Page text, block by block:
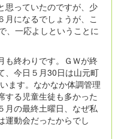
思っていたのですが、少
月になるでしょうが、こ
、一応よしということに
終わりです。ＧＷが終
、今日５月30日は山元町
ます。なかなか体調管理
する児童生徒も多かった
月の最終土曜日、なぜ私
運動会だったからでし